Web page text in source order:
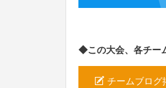
◆この大会、各チー
チームブログ